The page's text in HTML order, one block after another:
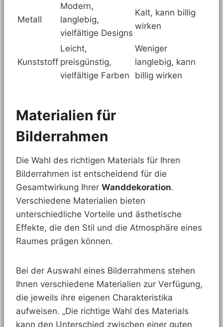
Metall
Modern,
langlebig,
vielfältige Designs
Kalt, kann billig
wirken
Kunststoff
Leicht,
preisgünstig,
vielfältige Farben
Weniger
langlebig, kann
billig wirken
Materialien für
Bilderrahmen
Die Wahl des richtigen Materials für Ihren
Bilderrahmen ist entscheidend für die
Gesamtwirkung Ihrer Wanddekoration.
Verschiedene Materialien bieten
unterschiedliche Vorteile und ästhetische
Effekte, die den Stil und die Atmosphäre eines
Raumes prägen können.
Bei der Auswahl eines Bilderrahmens stehen
Ihnen verschiedene Materialien zur Verfügung,
die jeweils ihre eigenen Charakteristika
aufweisen. „Die richtige Wahl des Materials
kann den Unterschied zwischen einer guten